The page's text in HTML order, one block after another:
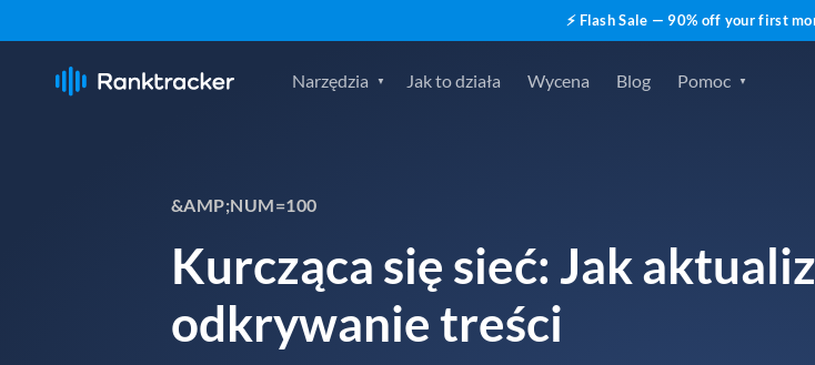
⚡ Flash Sale — 90% off your first
Narzędzia Jak to działa Wycena Blog Pomoc
&AMP;NUM=100
Kurcząca się sieć: Jak
odkrywanie treści